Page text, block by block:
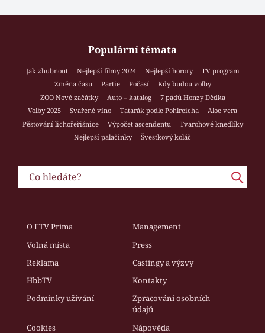
Populární témata
Jak zhubnout Nejlepší filmy 2024 Nejlepší horory
TV program
Změna času
Partie Počasí
Kdy budou volby
ZOO Nové začátky
Auto – katalog
7 pádů Honzy Dědka
Volby 2025
Svařené víno Tatarák podle Pohlreicha
Aloe vera
Pěstování lichořeřišnice
Výpočet ascendentu
Tvarohové knedlíky
Nejlepší palačinky
Švestkový koláč
O FTV Prima
Management
Volná místa
Press
Reklama
Castingy a výzvy
HbbTV
Kontakty
Podmínky užívání
Zpracování osobních
údajů
Cookies
Nápověda